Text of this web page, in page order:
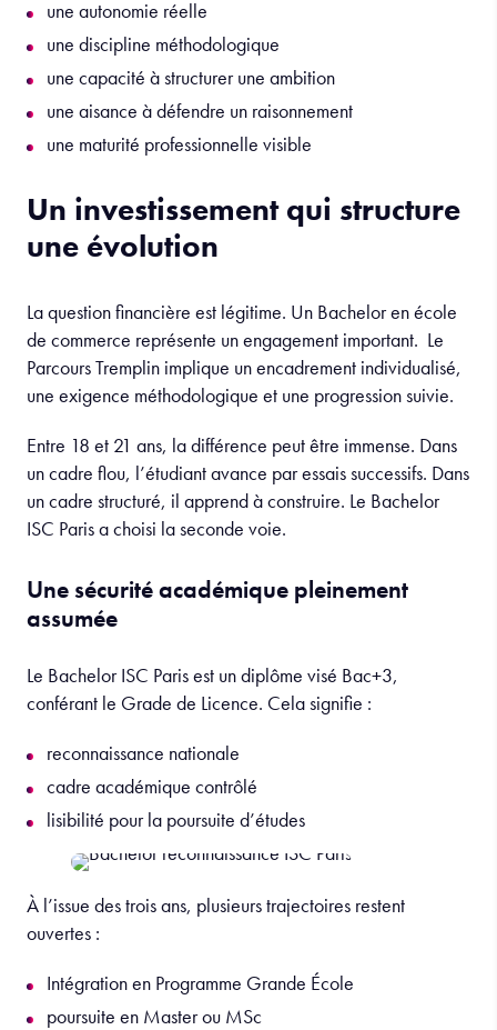
une autonomie réelle
une discipline méthodologique
une capacité à structurer une ambition
une aisance à défendre un raisonnement
une maturité professionnelle visible
Un investissement qui structure
une évolution
La question financière est légitime. Un Bachelor en école
de commerce représente un engagement important. Le
Parcours Tremplin implique un encadrement individualisé,
une exigence méthodologique et une progression suivie.
Entre 18 et 21 ans, la différence peut être immense. Dans
un cadre flou, l’étudiant avance par essais successifs. Dans
un cadre structuré, il apprend à construire. Le Bachelor
ISC Paris a choisi la seconde voie.
Une sécurité académique pleinement
assumée
Le Bachelor ISC Paris est un diplôme visé Bac+3,
conférant le Grade de Licence. Cela signifie :
reconnaissance nationale
cadre académique contrôlé
lisibilité pour la poursuite d’études
À l’issue des trois ans, plusieurs trajectoires restent
ouvertes :
Intégration en Programme Grande École
poursuite en Master ou MSc